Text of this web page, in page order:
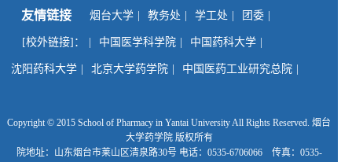
友情链接 烟台大学 教务处 学工处 团委
[校外链接]： 中国医学科学院 中国药科大学
沈阳药科大学 北京大学药学院 中国医药工业研究总院
Copyright © 2015 School of Pharmacy in Yantai University All Rights Reserved. 烟台
大学药学院 版权所有
院地址：山东烟台市莱山区清泉路30号 电话：0535-6706066 传真：0535-